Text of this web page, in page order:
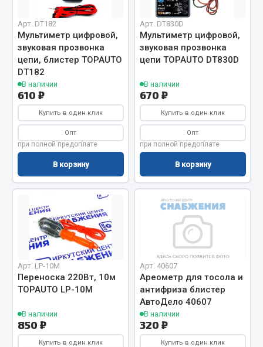
Гайки
Кольца стопорные
Пресс-масленки
Пробки
Пружины
Хомуты
Показать ещё
Весь раздел
Camozzi
Адаптеры и переходники
Тройники
Трубки, муфты, гайки
Угольники
Фитинги
Штуцеры
Весь раздел
Арт. DT182
Мультиметр цифровой,
звуковая прозвонка
цепи, блистер TOPAUTO
DT182
В наличии
610 ₽
Купить в один клик
Опт
при полной предоплате
В корзину
Арт. DT830D
Мультиметр цифровой,
звуковая прозвонка
цепи TOPAUTO DT830D
В наличии
670 ₽
Купить в один клик
Опт
при полной предоплате
В корзину
Арт. LP-10M
Переноска 220Вт, 10м
TOPAUTO LP-10M
В наличии
850 ₽
Купить в один клик
Арт. 40607
Ареометр для тосола и
антифриза блистер
АвтоДело 40607
В наличии
320 ₽
Купить в один клик